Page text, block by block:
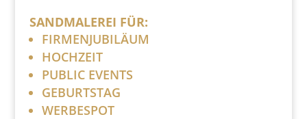
SANDMALEREI FÜR:
FIRMENJUBILÄUM
HOCHZEIT
PUBLIC EVENTS
GEBURTSTAG
WERBESPOT